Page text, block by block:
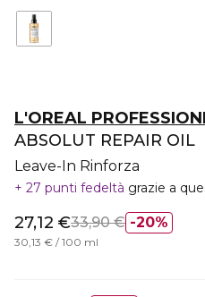
L'OREAL
ABSOLUT REPAIR OIL
Leave-In Rinforza
27 punti fedeltà grazie a
20%
27,12 €33,90 €
30,13 € / 100 ml